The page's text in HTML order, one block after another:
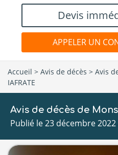
Devis
APPELER UN
Accueil > Avis de décès > Avis
IAFRATE
Avis de décès de
Publié le 23 décembre 2022